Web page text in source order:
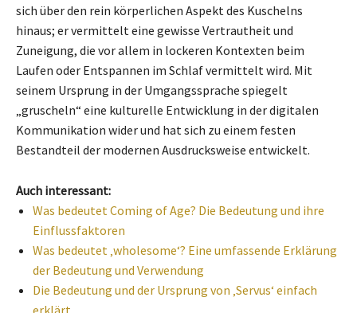
sich über den rein körperlichen Aspekt des Kuschelns
hinaus; er vermittelt eine gewisse Vertrautheit und
Zuneigung, die vor allem in lockeren Kontexten beim
Laufen oder Entspannen im Schlaf vermittelt wird. Mit
seinem Ursprung in der Umgangssprache spiegelt
„gruscheln“ eine kulturelle Entwicklung in der digitalen
Kommunikation wider und hat sich zu einem festen
Bestandteil der modernen Ausdrucksweise entwickelt.
Auch interessant:
Was bedeutet Coming of Age? Die Bedeutung und ihre
Einflussfaktoren
Was bedeutet ‚wholesome‘? Eine umfassende Erklärung
der Bedeutung und Verwendung
Die Bedeutung und der Ursprung von ‚Servus‘ einfach